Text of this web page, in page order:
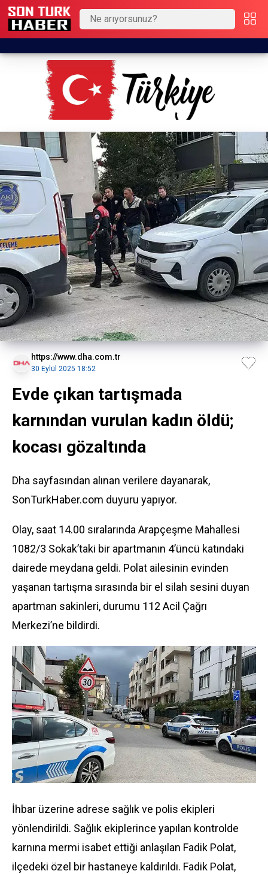
https://www.dha.com.tr
30 Eylül 2025 18:52
Evde çıkan tartışmada
karnından vurulan kadın öldü;
kocası gözaltında
Dha sayfasından alınan verilere dayanarak,
SonTurkHaber.com duyuru yapıyor.
Olay, saat 14.00 sıralarında Arapçeşme Mahallesi
1082/3 Sokak’taki bir apartmanın 4’üncü katındaki
dairede meydana geldi. Polat ailesinin evinden
yaşanan tartışma sırasında bir el silah sesini duyan
apartman sakinleri, durumu 112 Acil Çağrı
Merkezi’ne bildirdi.
İhbar üzerine adrese sağlık ve polis ekipleri
yönlendirildi. Sağlık ekiplerince yapılan kontrolde
karnına mermi isabet ettiği anlaşılan Fadik Polat,
ilçedeki özel bir hastaneye kaldırıldı. Fadik Polat,